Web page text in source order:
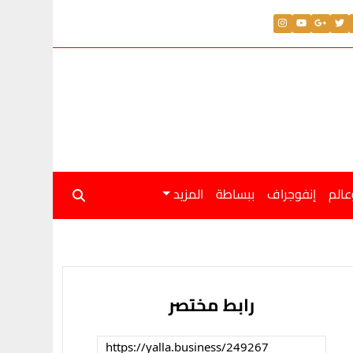
إنفوجراف ببساطة المزيد
رابط مختصر